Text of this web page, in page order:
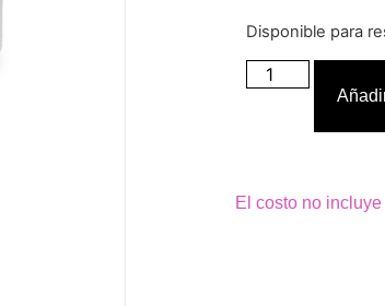
Disponible para
El costo no